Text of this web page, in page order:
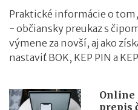
Praktické informácie o tom,
- občiansky preukaz s
výmene za novší, aj ako
nastaviť BOK, KEP PIN a
Online
prepis